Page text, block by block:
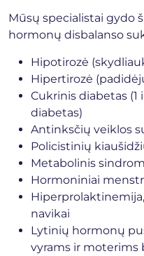
Mūsų specialistai gydo
hormonų disbalanso
Hipotirozė
Hipertirozė
Cukrinis diabetas
diabetas)
Antinksčių veiklos
Policistinių
Metabolinis
Hormoniniai
navikai
Lytinių hormonų
vyrams ir moterims